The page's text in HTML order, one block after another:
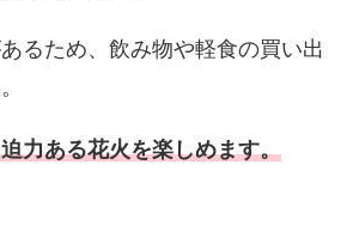
るため、飲み物や軽食の買い出
力ある花火を楽しめます。